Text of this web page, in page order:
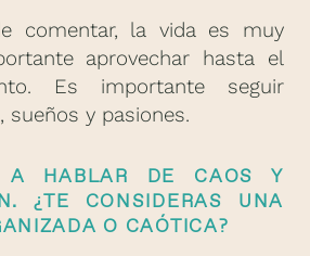
comentar, la vida es muy
aprovechar hasta el
Es importante seguir
y pasiones.
A HABLAR DE CAOS Y
¿TE CONSIDERAS UNA
O CAÓTICA?